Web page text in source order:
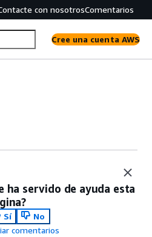
con nosotrosComentarios
Cree una cuenta AWS
ha servido de ayuda esta
Sí
No
comentarios